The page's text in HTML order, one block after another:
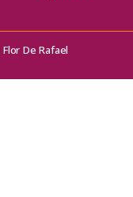
De Rafael